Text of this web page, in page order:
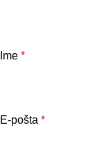
Ime *
E-pošta *